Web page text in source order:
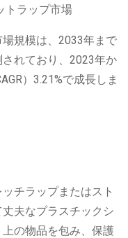
規模は、2033年まで
れており、2023年か
）3.21%で成長しま
チラップまたはスト
夫なプラスチックシ
の物品を包み、保護